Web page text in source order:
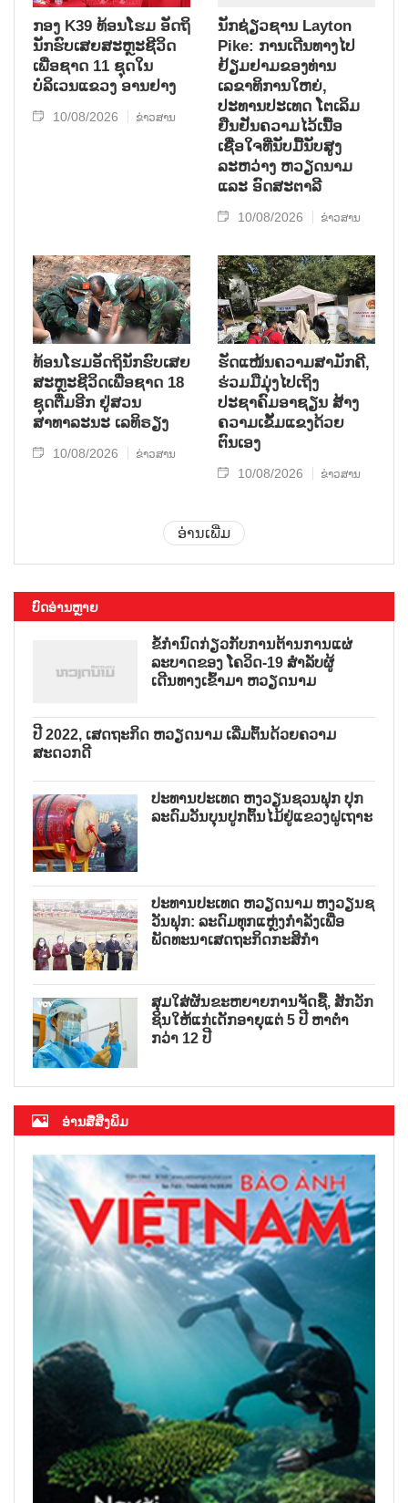
ກອງ K39 ທ້ອນໂຮມ ອັດຖິ
ນັກຮົບເສຍສະຫຼະຊີວິດ
ເພື່ອຊາດ 11 ຊຸດໃນ
ບໍລິເວນແຂວງ ອານຢາງ
10/08/2026 ຂ່າວສານ
ນັກຊ່ຽວຊານ Layton
Pike: ການເດີນທາງໄປ
ຢ້ຽມຢາມຂອງທ່ານ
ເລຂາທິການໃຫຍ່,
ປະທານປະເທດ ໂຕເລິມ
ຢືນຢັນຄວາມໄວ້ເນື້ອ
ເຊື່ອໃຈທີ່ນັບມື້ນັບສູງ
ລະຫວ່າງ ຫວຽດນາມ
ແລະ ອົດສະຕາລີ
10/08/2026 ຂ່າວສານ
ທ້ອນໂຮມອັດຖິນັກຮົບເສຍ
ສະຫຼະຊີວິດເພື່ອຊາດ 18
ຊຸດຕື່ມອີກ ຢູ່ສວນ
ສາທາລະນະ ເລທິຣຽງ
10/08/2026 ຂ່າວສານ
ຮັດແໜ້ນຄວາມສາມັກຄີ,
ຮ່ວມມືມຸ່ງໄປເຖິງ
ປະຊາຄົມອາຊຽນ ສ້າງ
ຄວາມເຂັ້ມແຂງດ້ວຍ
ຕົນເອງ
10/08/2026 ຂ່າວສານ
ອ່ານເພີ່ມ
ບົດອ່ານຫຼາຍ
ຂໍ້ກຳນົດກ່ຽວກັບການຕ້ານການແຜ່
ລະບາດຂອງ ໂຄວິດ-19 ສຳລັບຜູ້
ເດີນທາງເຂົ້າມາ ຫວຽດນາມ
ປີ 2022, ເສດຖະກິດ ຫວຽດນາມ
ປະທານປະເທດ ຫວຽດນາມ ຫງວຽນຊ
ພັດທະນາເສດຖະກິດກະສິກຳ
ສຸມໃສ່ຜັນຂະຫຍາຍການຈັດຊື້, ສັກວັກ
ອ່ານສື່ສິ່ງພິມ